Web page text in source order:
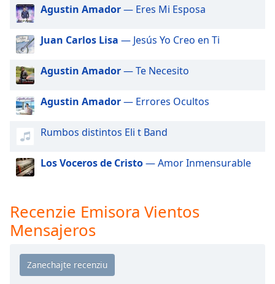
dialog
window.
Escape
cancel
and
close
window.
Text
Color
Opacity
Background
Color
Agustin Amador— Eres Mi Esposa
Juan Carlos Lisa — Jesús Yo Creo en Ti
Agustin Amador— Te Necesito
Agustin Amador— Errores Ocultos
Rumbos distintos Eli t Band
Los Voceros de Cristo— Amor Inmensurable
Recenzie Emisora Vientos
Mensajeros